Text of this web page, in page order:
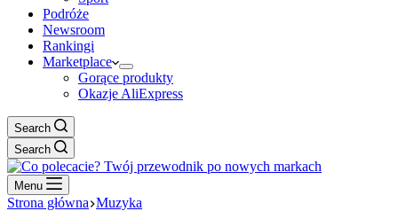
Podróże
Newsroom
Rankingi
Marketplace
Gorące produkty
Okazje AliExpress
Search
Search
Menu
Strona główna Muzyka